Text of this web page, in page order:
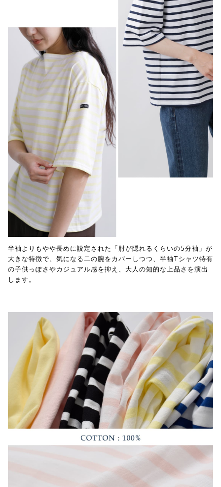
半袖よりもやや長めに設定された「肘が隠れるくらいの5分袖」が
大きな特徴で、気になる二の腕をカバーしつつ、半袖Tシャツ特有
の子供っぽさやカジュアル感を抑え、大人の知的な上品さを演出
します。